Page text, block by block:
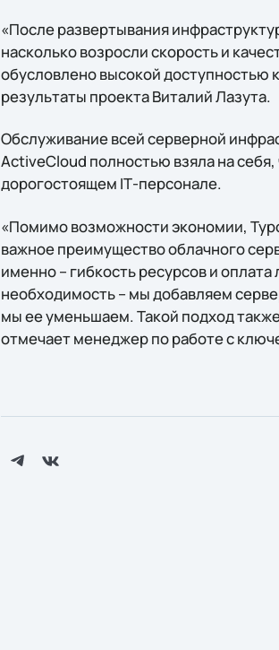
«После развертывания
насколько возросли скорость и
обусловлено высокой доступностью
результаты проекта Виталий Лазута.
Обслуживание всей серверной
ActiveCloud полностью взяла на
дорогостоящем IТ-персонале.
«Помимо возможности экономии,
важное преимущество облачного
именно – гибкость ресурсов и
необходимость – мы добавляем
мы еe уменьшаем. Такой подход
отмечает менеджер по работе с